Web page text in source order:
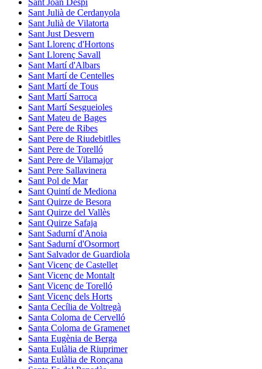
Sant Julià de Cerdanyola
Sant Julià de Vilatorta
Sant Just Desvern
Sant Llorenç d'Hortons
Sant Llorenç Savall
Sant Martí d'Albars
Sant Martí de Centelles
Sant Martí de Tous
Sant Martí Sarroca
Sant Martí Sesgueioles
Sant Mateu de Bages
Sant Pere de Ribes
Sant Pere de Riudebitlles
Sant Pere de Torelló
Sant Pere de Vilamajor
Sant Pere Sallavinera
Sant Pol de Mar
Sant Quintí de Mediona
Sant Quirze de Besora
Sant Quirze del Vallès
Sant Quirze Safaja
Sant Sadurní d'Anoia
Sant Sadurní d'Osormort
Sant Salvador de Guardiola
Sant Vicenç de Castellet
Sant Vicenç de Montalt
Sant Vicenç de Torelló
Sant Vicenç dels Horts
Santa Cecília de Voltregà
Santa Coloma de Cervelló
Santa Coloma de Gramenet
Santa Eugènia de Berga
Santa Eulàlia de Riuprimer
Santa Eulàlia de Ronçana